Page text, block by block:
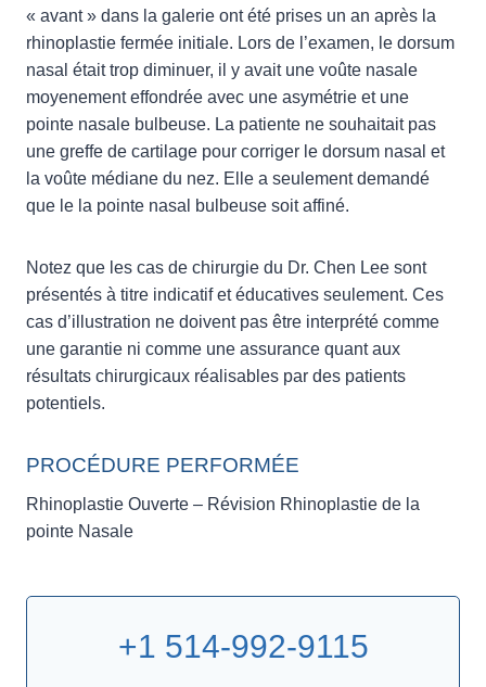
« avant » dans la galerie ont été prises un an après la
rhinoplastie fermée initiale. Lors de l’examen, le dorsum
nasal était trop diminuer, il y avait une voûte nasale
moyenement effondrée avec une asymétrie et une
pointe nasale bulbeuse. La patiente ne souhaitait pas
une greffe de cartilage pour corriger le dorsum nasal et
la voûte médiane du nez. Elle a seulement demandé
que le la pointe nasal bulbeuse soit affiné.
Notez que les cas de chirurgie du Dr. Chen Lee sont
présentés à titre indicatif et éducatives seulement. Ces
cas d’illustration ne doivent pas être interprété comme
une garantie ni comme une assurance quant aux
résultats chirurgicaux réalisables par des patients
potentiels.
PROCÉDURE PERFORMÉE
Rhinoplastie Ouverte – Révision Rhinoplastie de la
pointe Nasale
+1 514-992-9115